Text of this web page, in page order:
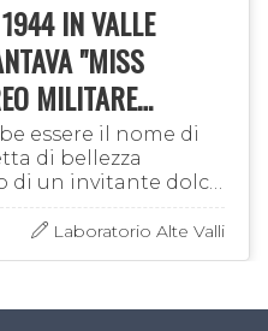
IN VALLE
"MISS
MILITARE
essere il nome di
di bellezza
di un invitante dolce.
pur
donna, è il nome …
Laboratorio Alte Valli